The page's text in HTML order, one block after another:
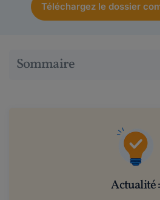
Téléchargez le dossier
Sommaire
Actualité :